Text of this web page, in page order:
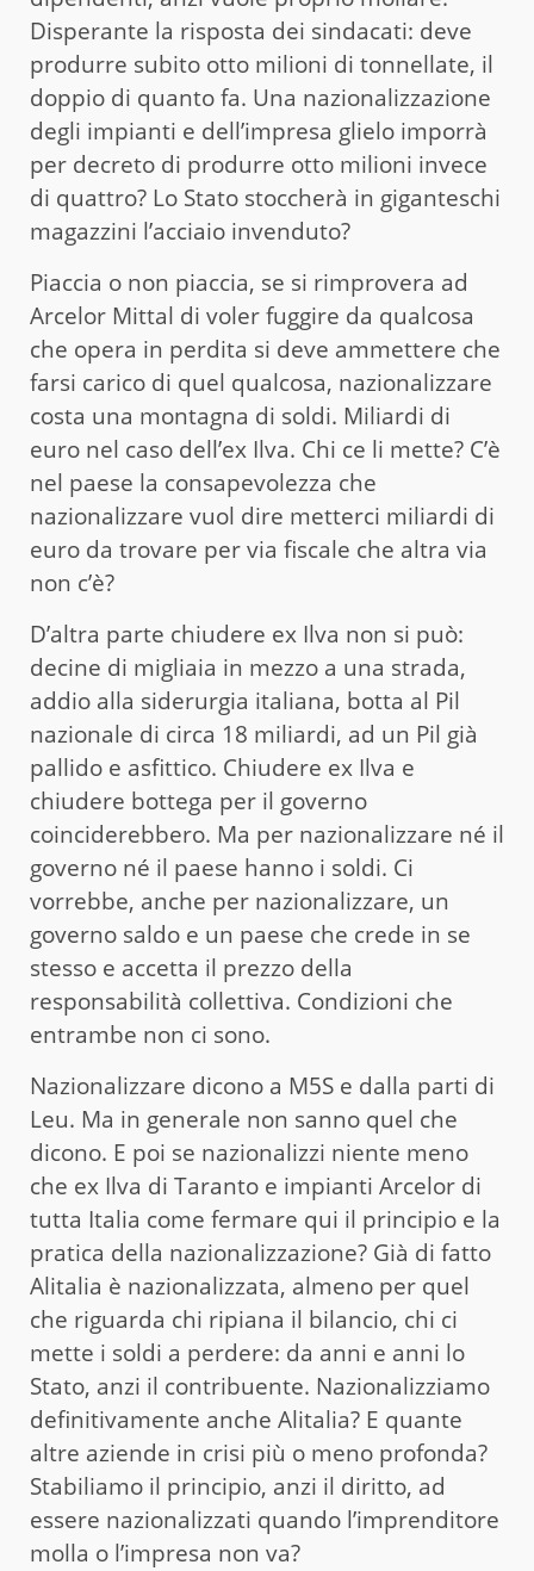
Disperante la risposta dei sindacati: deve
produrre subito otto milioni di tonnellate, il
doppio di quanto fa. Una nazionalizzazione
degli impianti e dell’impresa glielo imporrà
per decreto di produrre otto milioni invece
di quattro? Lo Stato stoccherà in giganteschi
magazzini l’acciaio invenduto?
Piaccia o non piaccia, se si rimprovera ad
Arcelor Mittal di voler fuggire da qualcosa
che opera in perdita si deve ammettere che
farsi carico di quel qualcosa, nazionalizzare
costa una montagna di soldi. Miliardi di
euro nel caso dell’ex Ilva. Chi ce li mette? C’è
nel paese la consapevolezza che
nazionalizzare vuol dire metterci miliardi di
euro da trovare per via fiscale che altra via
non c’è?
D’altra parte chiudere ex Ilva non si può:
decine di migliaia in mezzo a una strada,
addio alla siderurgia italiana, botta al Pil
nazionale di circa 18 miliardi, ad un Pil già
pallido e asfittico. Chiudere ex Ilva e
chiudere bottega per il governo
coinciderebbero. Ma per nazionalizzare né il
governo né il paese hanno i soldi. Ci
vorrebbe, anche per nazionalizzare, un
governo saldo e un paese che crede in se
stesso e accetta il prezzo della
responsabilità collettiva. Condizioni che
entrambe non ci sono.
Nazionalizzare dicono a M5S e dalla parti di
Leu. Ma in generale non sanno quel che
dicono. E poi se nazionalizzi niente meno
che ex Ilva di Taranto e impianti Arcelor di
tutta Italia come fermare qui il principio e la
pratica della nazionalizzazione? Già di fatto
Alitalia è nazionalizzata, almeno per quel
che riguarda chi ripiana il bilancio, chi ci
mette i soldi a perdere: da anni e anni lo
Stato, anzi il contribuente. Nazionalizziamo
definitivamente anche Alitalia? E quante
altre aziende in crisi più o meno profonda?
Stabiliamo il principio, anzi il diritto, ad
essere nazionalizzati quando l’imprenditore
molla o l’impresa non va?